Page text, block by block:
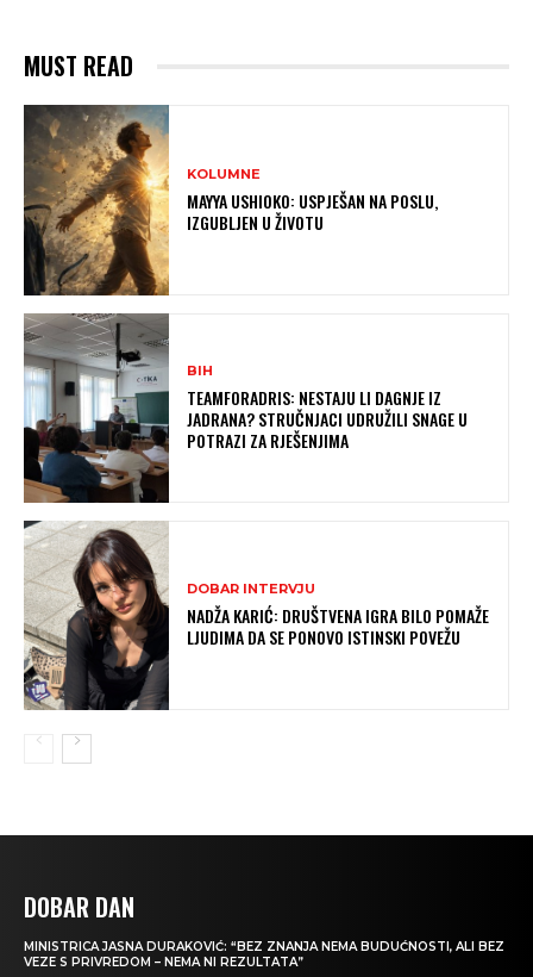
MUST READ
KOLUMNE
MAYYA USHIOKO: USPJEŠAN NA POSLU,
IZGUBLJEN U ŽIVOTU
BIH
TEAMFORADRIS: NESTAJU LI DAGNJE IZ
JADRANA? STRUČNJACI UDRUŽILI SNAGE U
POTRAZI ZA RJEŠENJIMA
DOBAR INTERVJU
NADŽA KARIĆ: DRUŠTVENA IGRA BILO POMAŽE
LJUDIMA DA SE PONOVO ISTINSKI POVEŽU
DOBAR DAN
MINISTRICA JASNA DURAKOVIĆ: “BEZ ZNANJA NEMA BUDUĆNOSTI, ALI BEZ
VEZE S PRIVREDOM – NEMA NI REZULTATA”